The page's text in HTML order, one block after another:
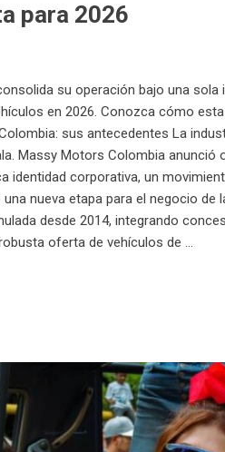
para 2026
su operación bajo una
en 2026. Conozca cómo
sus antecedentes La
Massy Motors Colombia
identidad corporativa, un
nueva etapa para el negocio
desde 2014, integrando
oferta de vehículos de ...